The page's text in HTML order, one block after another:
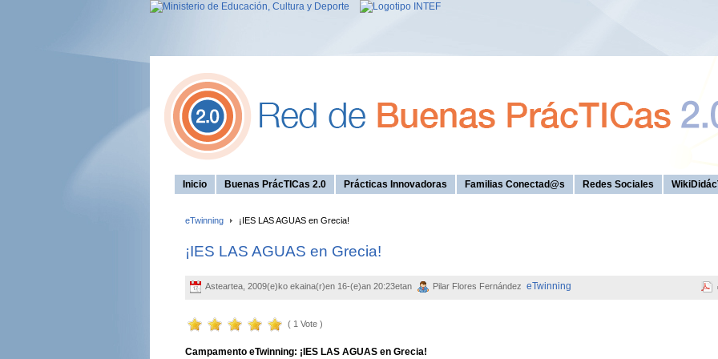
Inicio Buenas PrácTICas 2.0 Prácticas Innovadoras Familias Conectad@s Redes Sociales
eTwinning ¡IES LAS AGUAS en Grecia!
¡IES LAS AGUAS en Grecia!
Asteartea, 2009(e)ko ekaina(r)en 16-(e)an 20:23etan Pilar Flores Fernández eTwinning
( 1 Vote )
Campamento eTwinning: ¡IES LAS AGUAS en Grecia!